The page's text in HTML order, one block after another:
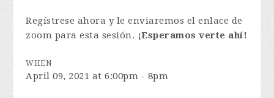
Regístrese ahora y le enviaremos el enlace de
zoom para esta sesión. ¡Esperamos verte ahí!
WHEN
April 09, 2021 at 6:00pm - 8pm